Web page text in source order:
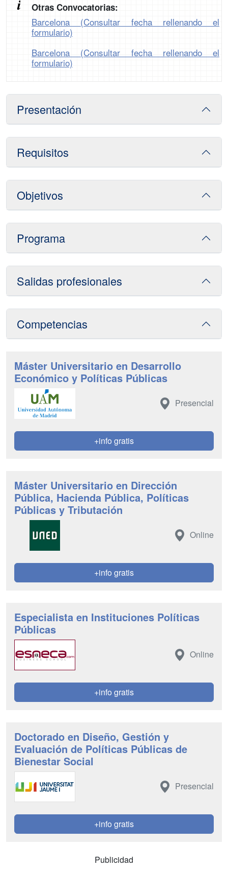
Otras Convocatorias:
Barcelona (Consultar fecha rellenando el
formulario)
Barcelona (Consultar fecha rellenando el
formulario)
Presentación
Requisitos
Objetivos
Programa
Salidas profesionales
Competencias
Máster Universitario en Desarrollo
Económico y Políticas Públicas
Presencial
+info gratis
Máster Universitario en Dirección
Pública, Hacienda Pública, Políticas
Públicas y Tributación
Online
+info gratis
Especialista en Instituciones Políticas
Públicas
Online
+info gratis
Doctorado en Diseño, Gestión y
Evaluación de Políticas Públicas de
Bienestar Social
Presencial
+info gratis
Publicidad